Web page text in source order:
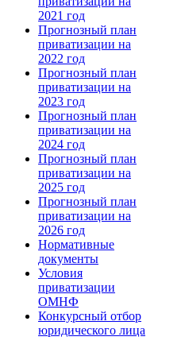
2021 год
Прогнозный план
приватизации на
2022 год
Прогнозный план
приватизации на
2023 год
Прогнозный план
приватизации на
2024 год
Прогнозный план
приватизации на
2025 год
Прогнозный план
приватизации на
2026 год
Нормативные
документы
Условия
приватизации
ОМНФ
Конкурсный отбор
юридического лица